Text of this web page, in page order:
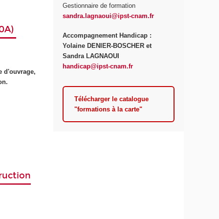
d'ouvrage,
Gestionnaire de formation
sandra.lagnaoui@ipst-cnam.fr
Accompagnement Handicap :
Yolaine DENIER-BOSCHER et
Sandra LAGNAOUI
handicap@ipst-cnam.fr
Télécharger le catalogue
"formations à la carte"